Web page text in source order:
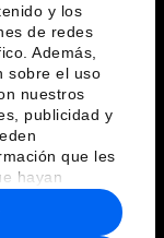
y los
de redes
Además,
sobre el uso
nuestros
publicidad y
que les
hayan
que haya
de uso